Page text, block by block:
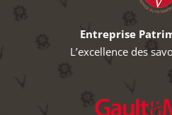
Entreprise
L’excellence des